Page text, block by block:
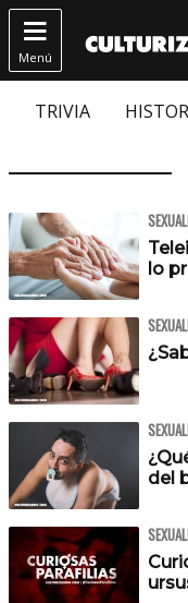

Menú
TRIVIA
lo
del